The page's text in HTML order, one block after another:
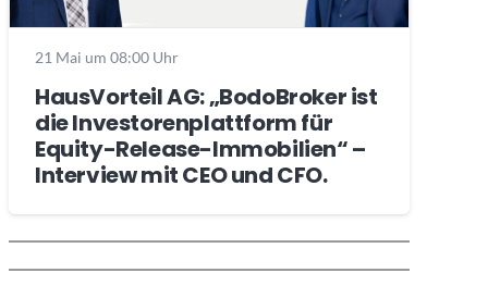
21 Mai um 08:00 Uhr
HausVorteil AG: „BodoBroker ist
die Investorenplattform für
Equity-Release-Immobilien“ –
Interview mit CEO und CFO.
Wochenrückblick
Trendthemen